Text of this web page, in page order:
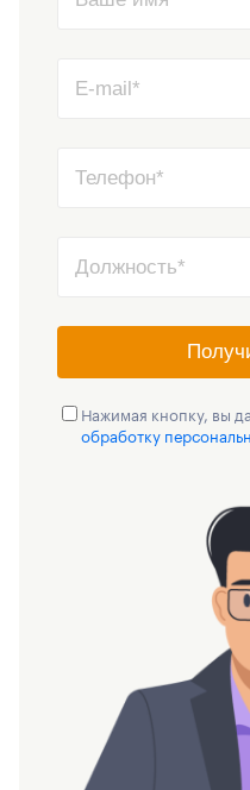
Нажимая кнопку, вы
обработку